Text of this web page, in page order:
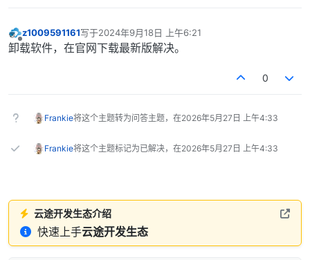
离线
z1009591161写于2024年9月18日 上午6:21
最后由 编辑
卸载软件，在官网下载最新版解决。
0
Frankie将这个主题转为问答主题，在2026年5月27日 上午4:33
Frankie将这个主题标记为已解决，在2026年5月27日 上午4:33
云途开发生态介绍
快速上手云途开发生态